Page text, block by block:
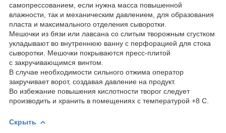
самопрессованием, если нужна масса повышенной
влажности, так и механическим давлением, для образования
пласта и максимального отделения сыворотки.
Мешочки из бязи или лавсана со слитым творожным сгустком
укладывают во внутреннюю ванну с перфорацией для стока
сыворотки. Мешочки покрываются пресс-плитой
с закручивающимся винтом.
В случае необходимости сильного отжима оператор
закручивает ворот, создавая давление на продукт.
Во избежание повышения кислотности творог следует
производить и хранить в помещениях с температурой +8 С.
Скрыть